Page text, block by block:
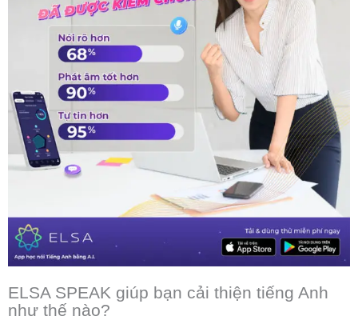
ELSA SPEAK giúp bạn cải thiện tiếng Anh
như thế nào?